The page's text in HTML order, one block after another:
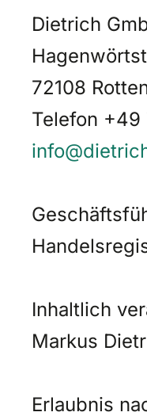
Dietrich
72108
Telefon
Inhaltlich
Markus
Erlaubnis